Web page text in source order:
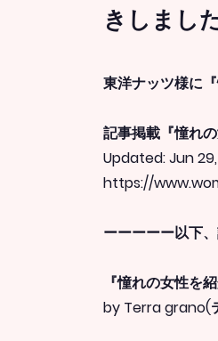
きしました
東洋ナッツ様に
記事掲載『憧れ
Updated: Jun
https://
ーーーーー以下
『憧れの女性を
by Terra grano(